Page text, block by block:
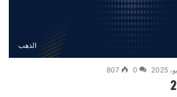
الذهب
0
807